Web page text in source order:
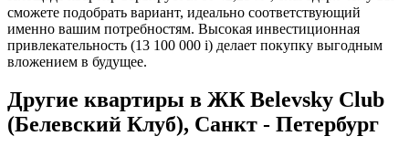
сможете подобрать вариант, идеально соответствующий
именно вашим потребностям. Высокая инвестиционная
привлекательность (13 100 000 i) делает покупку выгодным
вложением в будущее.
Другие квартиры в ЖК Belevsky Club
(Белевский Клуб), Санкт - Петербург